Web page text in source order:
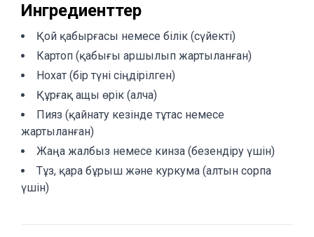
Ингредиенттер
Қой қабырғасы немесе білік (сүйекті)
Картоп (қабығы аршылып жартыланған)
Нохат (бір түні сіңдірілген)
Құрғақ ащы өрік (алча)
Пияз (қайнату кезінде тұтас немесе
жартыланған)
Жаңа жалбыз немесе кинза (безендіру үшін)
Тұз, қара бұрыш және куркума (алтын сорпа
үшін)